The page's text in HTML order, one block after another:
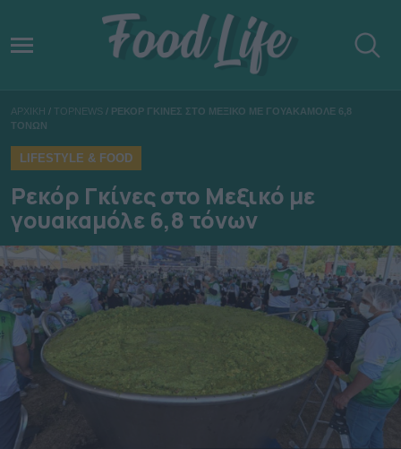
ΑΡΧΙΚΗ / TOPNEWS / ΡΕΚΟΡ ΓΚΙΝΕΣ ΣΤΟ ΜΕΞΙΚΟ ΜΕ ΓΟΥΑΚΑΜΟΛΕ 6,8
ΤΟΝΩΝ
LIFESTYLE & FOOD
Ρεκόρ Γκίνες στο Μεξικό με
γουακαμόλε 6,8 τόνων